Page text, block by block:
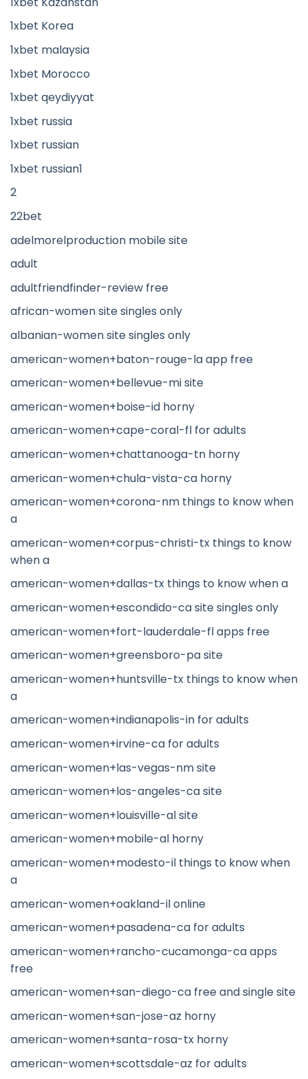
1xbet Korea
1xbet malaysia
1xbet Morocco
1xbet qeydiyyat
1xbet russia
1xbet russian
1xbet russian1
2
22bet
adelmorelproduction mobile site
adult
adultfriendfinder-review free
african-women site singles only
albanian-women site singles only
american-women+baton-rouge-la app free
american-women+bellevue-mi site
american-women+boise-id horny
american-women+cape-coral-fl for adults
american-women+chattanooga-tn horny
american-women+chula-vista-ca horny
american-women+corona-nm things to know when
a
american-women+corpus-christi-tx things to know
when a
american-women+dallas-tx things to know when a
american-women+escondido-ca site singles only
american-women+fort-lauderdale-fl apps free
american-women+greensboro-pa site
american-women+huntsville-tx things to know when
a
american-women+indianapolis-in for adults
american-women+irvine-ca for adults
american-women+las-vegas-nm site
american-women+los-angeles-ca site
american-women+louisville-al site
american-women+mobile-al horny
american-women+modesto-il things to know when
a
american-women+oakland-il online
american-women+pasadena-ca for adults
american-women+rancho-cucamonga-ca apps
free
american-women+san-diego-ca free and single site
american-women+san-jose-az horny
american-women+santa-rosa-tx horny
american-women+scottsdale-az for adults